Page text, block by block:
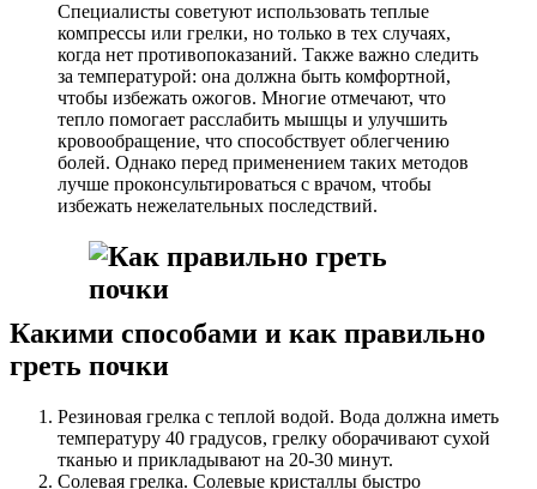
Специалисты советуют использовать теплые
компрессы или грелки, но только в тех случаях,
когда нет противопоказаний. Также важно следить
за температурой: она должна быть комфортной,
чтобы избежать ожогов. Многие отмечают, что
тепло помогает расслабить мышцы и улучшить
кровообращение, что способствует облегчению
болей. Однако перед применением таких методов
лучше проконсультироваться с врачом, чтобы
избежать нежелательных последствий.
Какими способами и как правильно
греть почки
Резиновая грелка с теплой водой. Вода должна иметь
температуру 40 градусов, грелку оборачивают сухой
тканью и прикладывают на 20-30 минут.
Солевая грелка. Солевые кристаллы быстро